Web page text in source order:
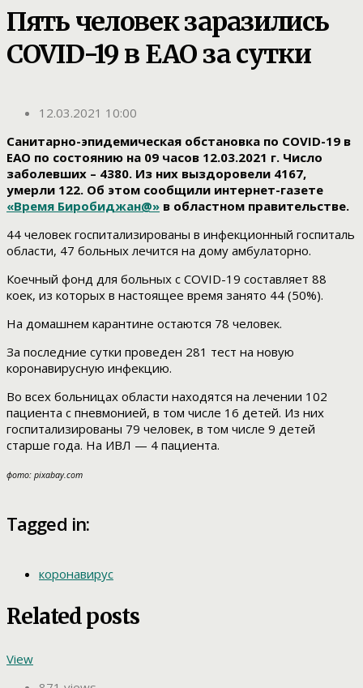
Пять человек заразились
COVID-19 в ЕАО за сутки
12.03.2021 10:00
Санитарно-эпидемическая обстановка по COVID-19 в
ЕАО по состоянию на 09 часов 12.03.2021 г. Число
заболевших – 4380. Из них выздоровели 4167,
умерли 122. Об этом сообщили интернет-газете
«Время Биробиджан@» в областном правительстве.
44 человек госпитализированы в инфекционный госпиталь
области, 47 больных лечится на дому амбулаторно.
Коечный фонд для больных с COVID-19 составляет 88
коек, из которых в настоящее время занято 44 (50%).
На домашнем карантине остаются 78 человек.
За последние сутки проведен 281 тест на новую
коронавирусную инфекцию.
Во всех больницах области находятся на лечении 102
пациента с пневмонией, в том числе 16 детей. Из них
госпитализированы 79 человек, в том числе 9 детей
старше года. На ИВЛ — 4 пациента.
фото: pixabay.com
Tagged in:
коронавирус
Related posts
View